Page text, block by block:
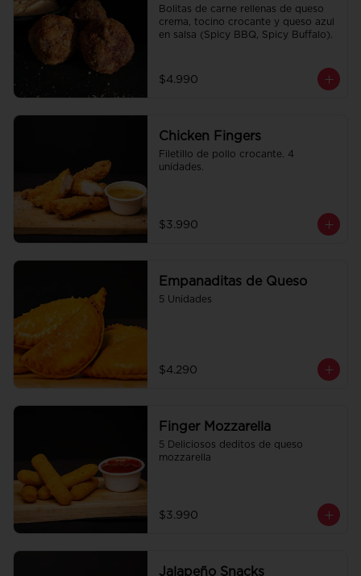
Bolitas de carne rellenas de queso
crema, tocino crocante y queso azul
en salsa (Spicy BBQ, Spicy Buffalo).
$4.990
Chicken Fingers
Filetillo de pollo crocante. 4
unidades.
$3.990
Empanaditas de Queso
5 Unidades
$4.290
Finger Mozzarella
5 Deliciosos deditos de queso
mozzarella
$3.990
Jalapeño Snacks